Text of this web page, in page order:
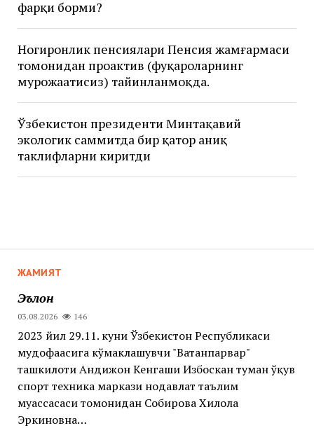
ЖАМИЯТ
Эълон
03.08.2026 146
2023 йил 29.11. куни Ўзбекистон Республикаси
мудофаасига кўмаклашувчи "Ватанпарвар"
ташкилоти Андижон Кенгаши Избоскан туман ўқув
спорт техника маркази нодавлат таълим
муассасаси томонидан Собирова Хилола
Эркиновна…
фарқи борми?
Ногиронлик пенсиялари Пенсия жамғармаси
томонидан проактив (фуқароларнинг
мурожаатисиз) тайинланмоқда.
Ўзбекистон президенти Минтақавий
экологик саммитда бир қатор аниқ
таклифларни киритди